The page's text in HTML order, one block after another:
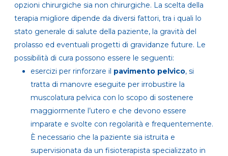
opzioni chirurgiche sia non chirurgiche. La scelta della
terapia migliore dipende da diversi fattori, tra i quali lo
stato generale di salute della paziente, la gravità del
prolasso ed eventuali progetti di gravidanze future. Le
possibilità di cura possono essere le seguenti:
esercizi per rinforzare il pavimento pelvico, si
tratta di manovre eseguite per irrobustire la
muscolatura pelvica con lo scopo di sostenere
maggiormente l’utero e che devono essere
imparate e svolte con regolarità e frequentemente.
È necessario che la paziente sia istruita e
supervisionata da un fisioterapista specializzato in